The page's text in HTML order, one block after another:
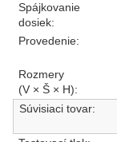
Spájkovanie
dosiek:
Provedenie:
Rozmery
(V × Š × H):
Súvisiaci tovar: